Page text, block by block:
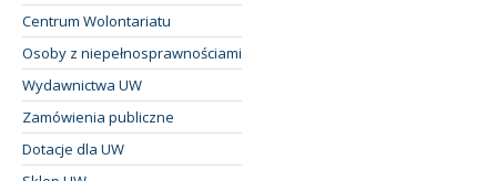
Centrum Wolontariatu
Osoby z niepełnosprawnościami
Wydawnictwa UW
Zamówienia publiczne
Dotacje dla UW